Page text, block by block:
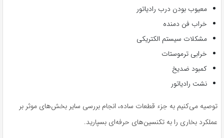
معیوب بودن درب رادیاتور
خراب فن دمنده
مشکلات سیستم الکتریکی
خرابی ترموستات
کمبود ضدیخ
نشت رادیاتور
توصیه می‌کنیم به جزء قطعات ساده، انجام بررسی سایر بخش‌های موثر بر
عملکرد بخاری را به تکنسین‌های حرفه‌ای بسپارید.